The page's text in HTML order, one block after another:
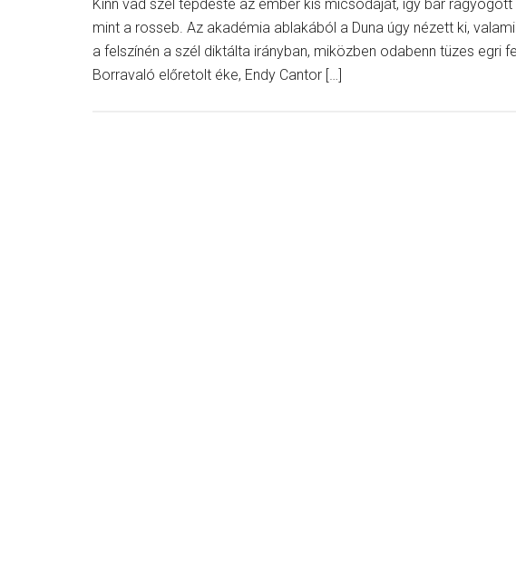
Kinn vad szél tépdeste az ember kis micsodáját, így bár
mint a rosseb. Az akadémia ablakából a Duna úgy nézett ki,
a felszínén a szél diktálta irányban, miközben odabenn tüzes egri
Borravaló előretolt éke, Endy Cantor […]